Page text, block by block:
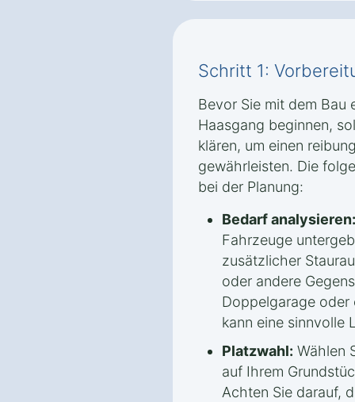
Schritt 1:
Bevor Sie mit dem Bau
Haasgang beginnen,
klären, um einen
gewährleisten. Die
bei der Planung:
Bedarf analysieren:
Fahrzeuge
zusätzlicher
oder andere
Doppelgarage oder
kann eine sinnvolle
Platzwahl: Wählen
auf Ihrem
Achten Sie darauf,